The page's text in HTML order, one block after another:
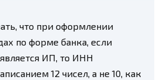
что при оформлении
по форме банка, если
ИП, то ИНН
12 чисел, а не 10, как